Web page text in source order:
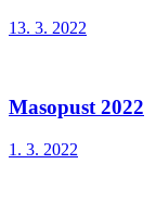
13. 3. 2022
Masopust 2022
1. 3. 2022